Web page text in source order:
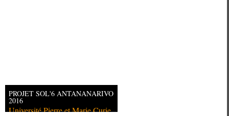
PROJET SOL'6 ANTANANARIVO
2016
Université Pierre et Marie Curie